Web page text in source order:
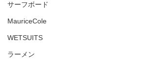
サーフボード
MauriceCole
WETSUITS
ラーメン